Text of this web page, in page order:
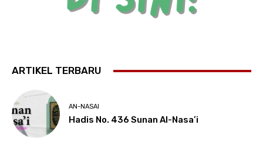
ARTIKEL TERBARU
AN-NASAI
Hadis No. 436 Sunan Al-Nasa’i